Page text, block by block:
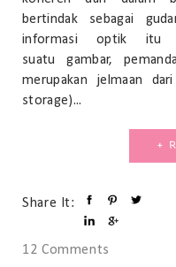
bertindak sebagai
informasi optik itu
suatu gambar,
merupakan jelmaan
storage)...
+
Share It:
12 Comments